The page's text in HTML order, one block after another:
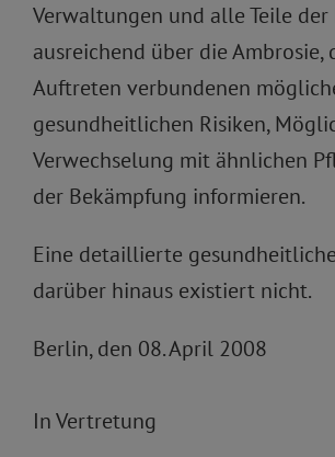
Verwaltungen und alle Teile
ausreichend über die Ambrosie,
Auftreten verbundenen
gesundheitlichen Risiken,
Verwechselung mit ähnlichen
der Bekämpfung informieren.
Eine detaillierte
darüber hinaus existiert nicht.
Berlin, den 08. April 2008
In Vertretung